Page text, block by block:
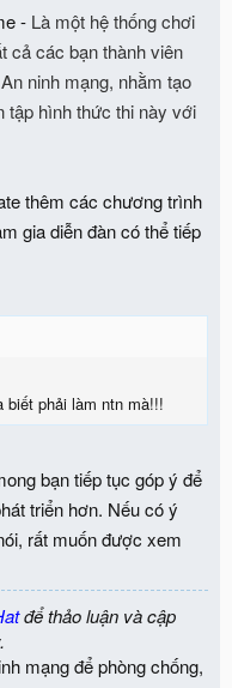
cái vừa học vừa "giải trí"
lại không quá cao so với
- Là một hệ thống chơi
cả các bạn thành viên
ninh mạng, nhằm tạo
tập hình thức thi này với
thêm các chương trình
gia diễn đàn có thể tiếp
biết phải làm ntn mà!!!
bạn tiếp tục góp ý để
triển hơn. Nếu có ý
rất muốn được xem
để thảo luận và cập
mạng để phòng chống,